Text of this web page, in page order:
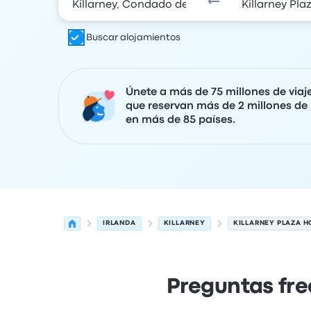
Buscar alojamientos
Únete a más de 75 millones de
que reservan más de 2 millones de
en más de 85 países.
IRLANDA KILLARNEY KILLARNEY PLAZA
Preguntas